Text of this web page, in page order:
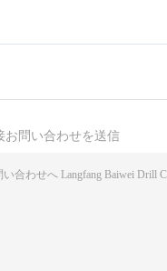
お問い合わせを送信